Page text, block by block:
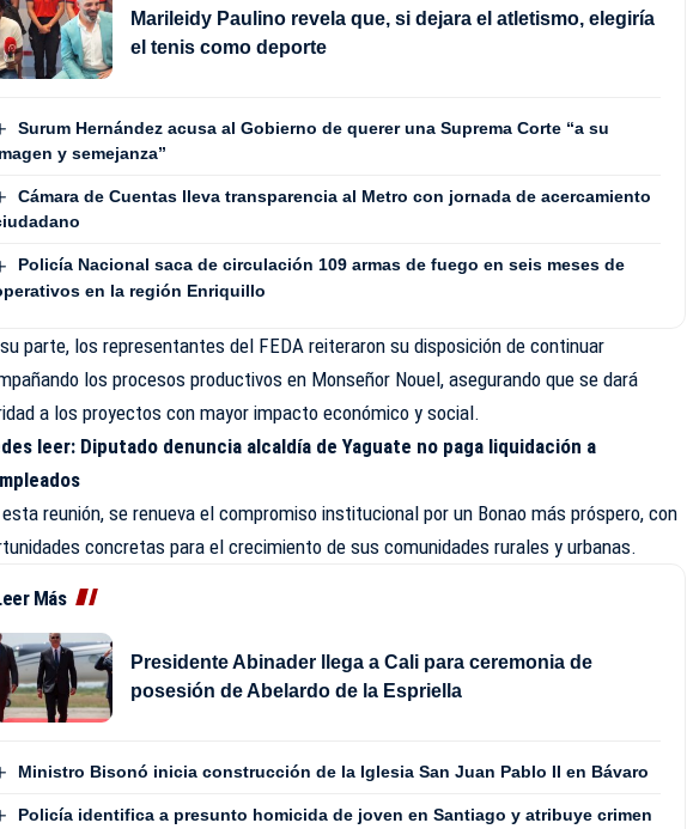
Marileidy Paulino revela que, si dejara el atletismo, elegiría
el tenis como deporte
Surum Hernández acusa al Gobierno de querer una Suprema Corte “a su
y semejanza”
Cámara de Cuentas lleva transparencia al Metro con jornada de acercamiento
Policía Nacional saca de circulación 109 armas de fuego en seis meses de
en la región Enriquillo
parte, los representantes del FEDA reiteraron su disposición de continuar
los procesos productivos en Monseñor Nouel, asegurando que se dará
a los proyectos con mayor impacto económico y social.
leer: Diputado denuncia alcaldía de Yaguate no paga liquidación a
esta reunión, se renueva el compromiso institucional por un Bonao más próspero, con
concretas para el crecimiento de sus comunidades rurales y urbanas.
Más
Presidente Abinader llega a Cali para ceremonia de
posesión de Abelardo de la Espriella
Ministro Bisonó inicia construcción de la Iglesia San Juan Pablo II en Bávaro
Policía identifica a presunto homicida de joven en Santiago y atribuye crimen